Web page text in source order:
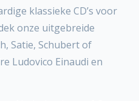
klassieke CD’s voor
onze uitgebreide
Satie, Schubert of
Ludovico Einaudi en